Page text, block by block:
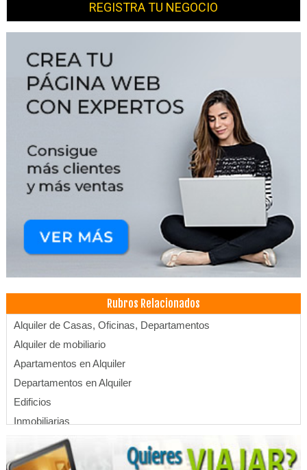
REGISTRA TU NEGOCIO
Rubros Relacionados
Alquiler de Casas, Oficinas, Departamentos
Alquiler de mobiliario
Apartamentos en Alquiler
Departamentos en Alquiler
Edificios
Inmobiliarias
Bienes inmuebles
Bienes Raíces